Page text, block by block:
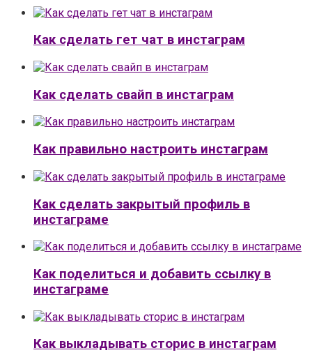
Как сделать гет чат в инстаграм
Как сделать свайп в инстаграм
Как правильно настроить инстаграм
Как сделать закрытый профиль в
инстаграме
Как поделиться и добавить ссылку в
инстаграме
Как выкладывать сторис в инстаграм